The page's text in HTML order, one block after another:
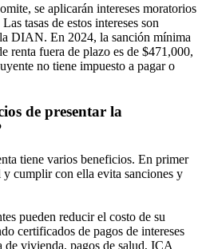
se aplicarán intereses moratorios
tasas de estos intereses son
DIAN. En 2024, la sanción mínima
renta fuera de plazo es de $471,000,
no tiene impuesto a pagar o
de presentar la
tiene varios beneficios. En primer
cumplir con ella evita sanciones y
pueden reducir el costo de su
certificados de pagos de intereses
de vivienda, pagos de salud, ICA